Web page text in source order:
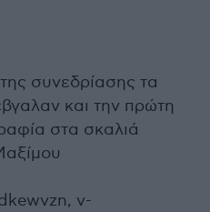
συνεδρίασης τα
και την πρώτη
στα σκαλιά
v-